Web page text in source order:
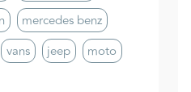
mercedes benz
vans jeep
moto